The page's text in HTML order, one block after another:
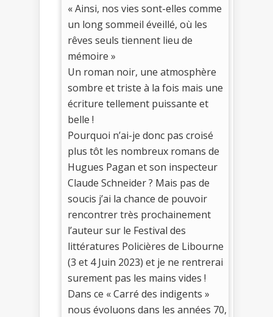
« Ainsi, nos vies sont-elles comme
un long sommeil éveillé, où les
rêves seuls tiennent lieu de
mémoire »
Un roman noir, une atmosphère
sombre et triste à la fois mais une
écriture tellement puissante et
belle !
Pourquoi n’ai-je donc pas croisé
plus tôt les nombreux romans de
Hugues Pagan et son inspecteur
Claude Schneider ? Mais pas de
soucis j’ai la chance de pouvoir
rencontrer très prochainement
l’auteur sur le Festival des
littératures Policières de Libourne
(3 et 4 Juin 2023) et je ne rentrerai
surement pas les mains vides !
Dans ce « Carré des indigents »
nous évoluons dans les années 70,